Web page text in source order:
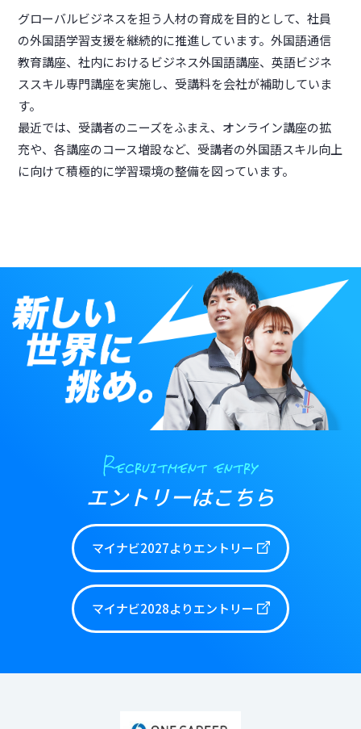
グローバルビジネスを担う⼈材の育成を⽬的として、社員
の外国語学習⽀援を継続的に推進しています。外国語通信
教育講座、社内におけるビジネス外国語講座、英語ビジネ
ススキル専⾨講座を実施し、受講料を会社が補助していま
す。
最近では、受講者のニーズをふまえ、オンライン講座の拡
充や、各講座のコース増設など、受講者の外国語スキル向上
に向けて積極的に学習環境の整備を図っています。
エントリーはこちら
マイナビ2027よりエントリー
マイナビ2028よりエントリー